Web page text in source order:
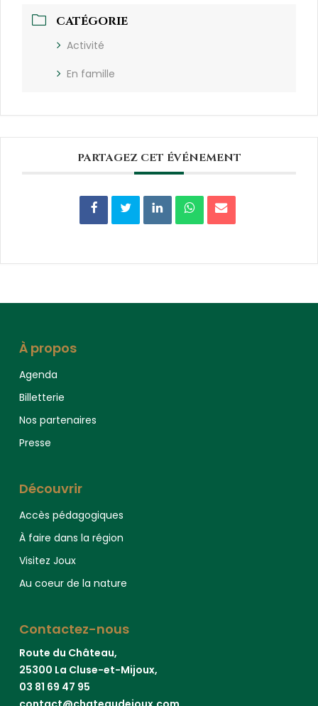
CATÉGORIE
Activité
En famille
PARTAGEZ CET ÉVÉNEMENT
À propos
Agenda
Billetterie
Nos partenaires
Presse
Découvrir
Accès pédagogiques
À faire dans la région
Visitez Joux
Au coeur de la nature
Contactez-nous
Route du Château,
25300 La Cluse-et-Mijoux,
03 81 69 47 95